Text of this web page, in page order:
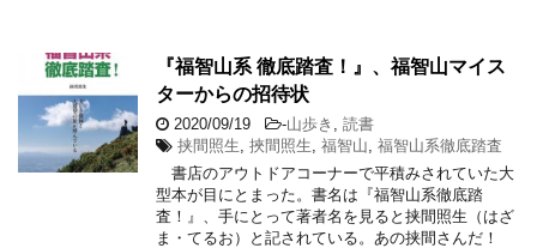
『福智山系 徹底踏査！』、福智山マイス
ターからの招待状
2020/09/19 -山歩き
読書
挟間照生 挾間照生 福智山 福智山系徹底踏査
書店のアウトドアコーナーで平積みされていた大
型本が目にとまった。書名は『福智山系徹底踏
査！』、手にとって著者名を見ると挟間照生（はざ
ま・てるお）と記されている。あの挟間さんだ！